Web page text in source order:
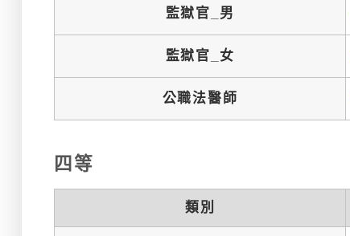
監獄官_男
監獄官_女
公職法醫師
四等
類別